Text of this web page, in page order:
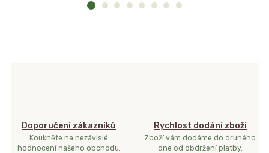
Doporučení zákazníků
Koukněte na nezávislé
hodnocení našeho obchodu.
Rychlost dodání zboží
Zboží vám dodáme do druhého
dne od obdržení platby.